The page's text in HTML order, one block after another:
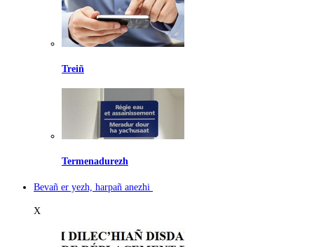
Treiñ
Termenadurezh
Bevañ er yezh, harpañ anezhi
X